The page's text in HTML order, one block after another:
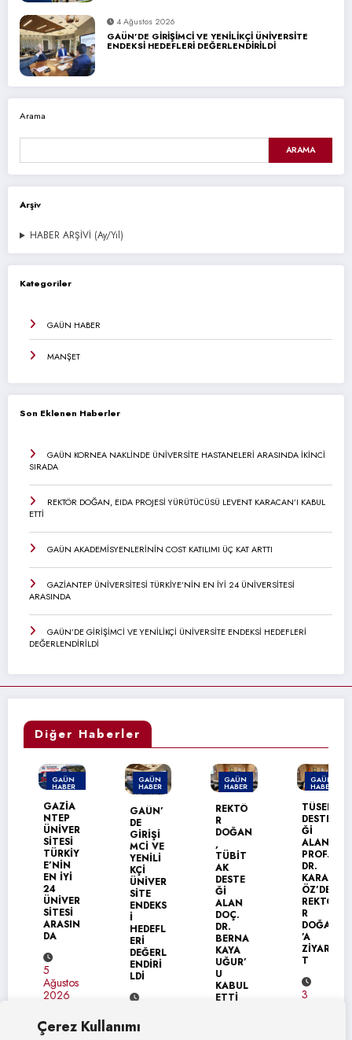
Çerez Kullanımı
4 Ağustos 2026
GAÜN’DE GİRİŞİMCİ VE YENİLİKÇİ ÜNİVERSİTE
ENDEKSİ HEDEFLERİ DEĞERLENDİRİLDİ
Arama
ARAMA
Arşiv
HABER ARŞİVİ (Ay/Yıl)
Kategoriler
GAÜN HABER
MANŞET
Son Eklenen Haberler
GAÜN KORNEA NAKLİNDE ÜNİVERSİTE HASTANELERİ ARASINDA İKİNCİ
SIRADA
REKTÖR DOĞAN, EIDA PROJESİ YÜRÜTÜCÜSÜ LEVENT KARACAN’I KABUL
ETTİ
GAÜN AKADEMİSYENLERİNİN COST KATILIMI ÜÇ KAT ARTTI
GAZİANTEP ÜNİVERSİTESİ TÜRKİYE’NİN EN İYİ 24 ÜNİVERSİTESİ
ARASINDA
GAÜN’DE GİRİŞİMCİ VE YENİLİKÇİ ÜNİVERSİTE ENDEKSİ HEDEFLERİ
DEĞERLENDİRİLDİ
Diğer Haberler
GAÜN
HABER
MANŞET
GAZİA
NTEP
ÜNİVER
SİTESİ
TÜRKİY
E’NİN
EN İYİ
ÜNİVER
SİTESİ
ARASIN
Ağustos
2026
GAÜN
HABER
GAÜN’
GİRİŞİ
MCİ VE
YENİLİ
KÇİ
ÜNİVER
SİTE
ENDEKS
HEDEFL
ERİ
DEĞERL
ENDİRİ
LDİ
Ağustos
2026
GAÜN
HABER
REKTÖ
DOĞAN
TÜBİT
DESTE
ALAN
DOÇ.
DR.
BERNA
KAYA
UĞUR’
KABUL
ETTİ
GAÜN
HABER
TÜSEB
DESTE
ALAN
PROF.
DR.
KARAG
ÖZ’DEN
REKTÖ
DOĞAN
ZİYARE